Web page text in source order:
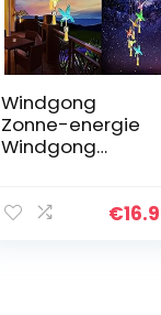
Windgong
Zonne-energie
Windgong
Achort Wind€